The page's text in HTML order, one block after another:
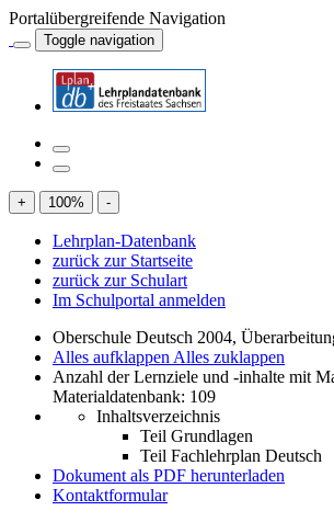
Portalübergreifende Navigation
Toggle navigation
+ 100% -
Lehrplan-Datenbank
zurück zur Startseite
zurück zur Schulart
Im Schulportal anmelden
Oberschule Deutsch 2004,
Alles aufklappen Alles zuklappen
Anzahl der Lernziele und -inhalte mit
Materialdatenbank: 109
Inhaltsverzeichnis
Teil Grundlagen
Teil Fachlehrplan Deutsch
Dokument als PDF herunterladen
Kontaktformular